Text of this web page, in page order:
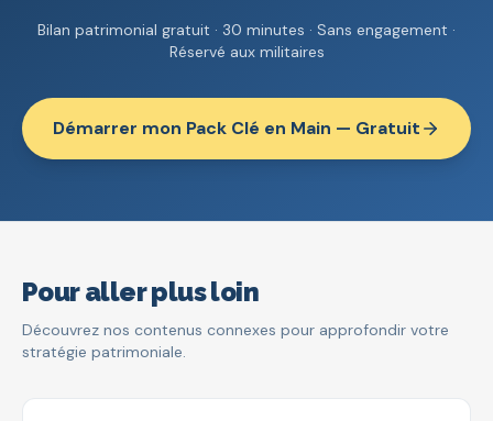
Bilan patrimonial gratuit · 30 minutes · Sans engagement ·
Réservé aux militaires
Démarrer mon Pack Clé en Main — Gratuit
Pour aller plus loin
Découvrez nos contenus connexes pour approfondir votre
stratégie patrimoniale.